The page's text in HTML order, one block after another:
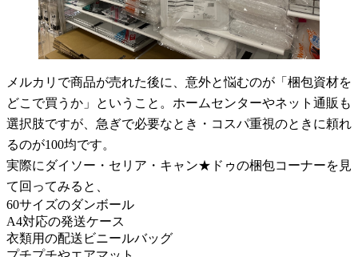
メルカリで商品が売れた後に、意外と悩むのが「梱包資材を
どこで買うか」ということ。ホームセンターやネット通販も
選択肢ですが、急ぎで必要なとき・コスパ重視のときに頼れ
るのが100均です。
実際にダイソー・セリア・キャン★ドゥの梱包コーナーを見
て回ってみると、
60サイズのダンボール
A4対応の発送ケース
衣類用の配送ビニールバッグ